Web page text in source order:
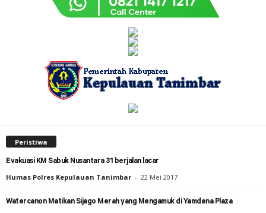
Peristiwa
Evakuasi KM Sabuk Nusantara 31 berjalan lacar
Humas Polres Kepulauan Tanimbar - 22 Mei 2017
Watercanon Matikan Sijago Merah yang Mengamuk di Yamdena Plaza